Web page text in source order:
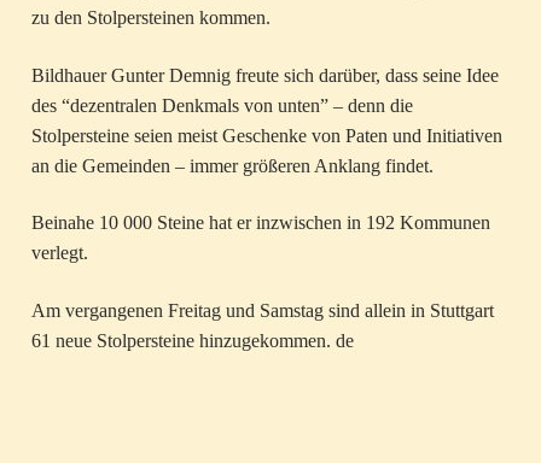
zu den Stolpersteinen kommen.
Bildhauer Gunter Demnig freute sich darüber, dass seine Idee
des “dezentralen Denkmals von unten” – denn die
Stolpersteine seien meist Geschenke von Paten und Initiativen
an die Gemeinden – immer größeren Anklang findet.
Beinahe 10 000 Steine hat er inzwischen in 192 Kommunen
verlegt.
Am vergangenen Freitag und Samstag sind allein in Stuttgart
61 neue Stolpersteine hinzugekommen. de